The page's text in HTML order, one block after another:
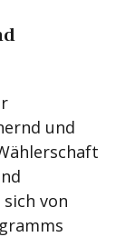
und
von